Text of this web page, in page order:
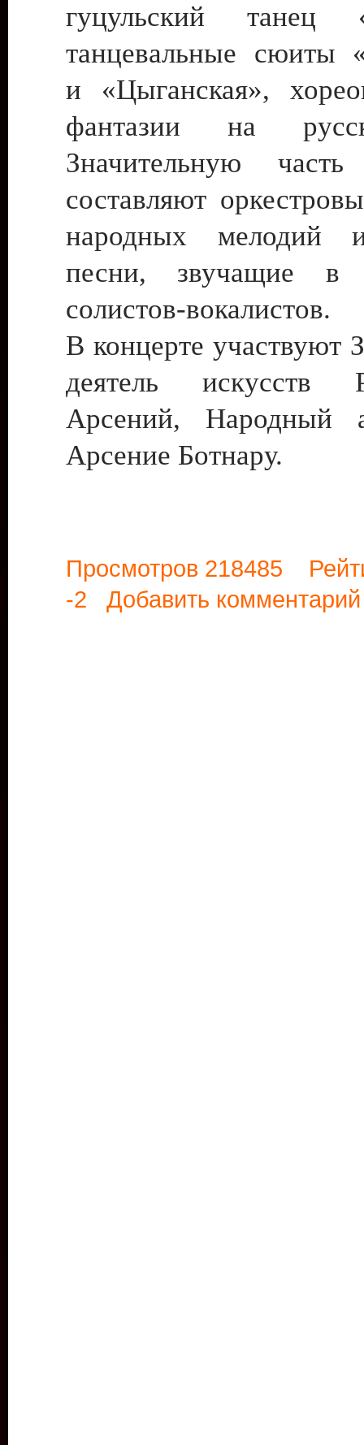
гуцульский танец
танцевальные сюиты
и «Цыганская»,
фантазии на
Значительную часть
составляют
народных мелодий
песни, звучащие в
солистов-вокалистов.
В концерте участвуют
деятель
Арсений, Народный
Арсение Ботнару.
Просмотров 218485
-2 Добавить комментарий